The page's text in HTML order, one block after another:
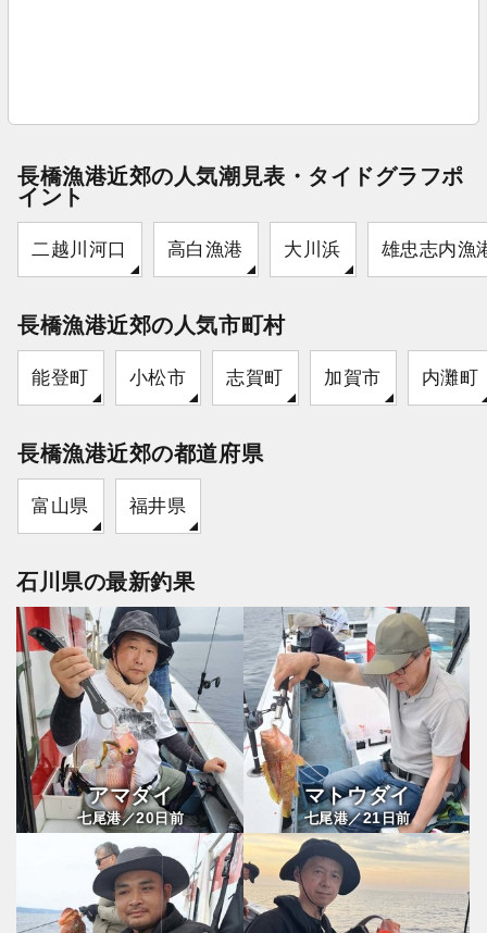
長橋漁港近郊の人気潮見表・タイドグラフポ
イント
二越川河口 高白漁港 大川浜 雄忠志内漁
長橋漁港近郊の人気市町村
能登町 小松市 志賀町 加賀市 内灘町
長橋漁港近郊の都道府県
富山県 福井県
石川県の最新釣果
アマダイ
七尾港／20日前
マトウダイ
七尾港／21日前